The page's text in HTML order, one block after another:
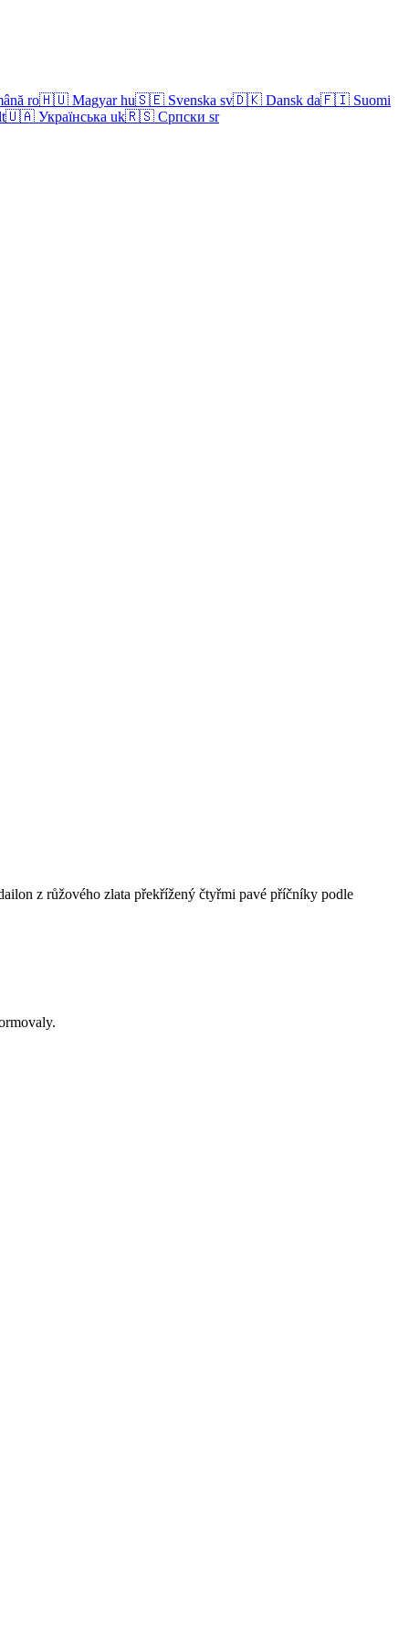
ro🇭🇺 Magyar hu🇸🇪 Svenska sv🇩🇰 Dansk da🇫🇮 Suomi
🇺🇦 Українська uk🇷🇸 Српски sr
z růžového zlata překřížený čtyřmi pavé příčníky podle